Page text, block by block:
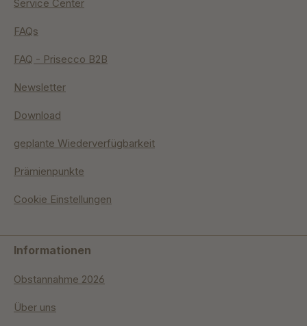
Service Center
FAQs
FAQ - Prisecco B2B
Newsletter
Download
geplante Wiederverfügbarkeit
Prämienpunkte
Cookie Einstellungen
Informationen
Obstannahme 2026
Über uns